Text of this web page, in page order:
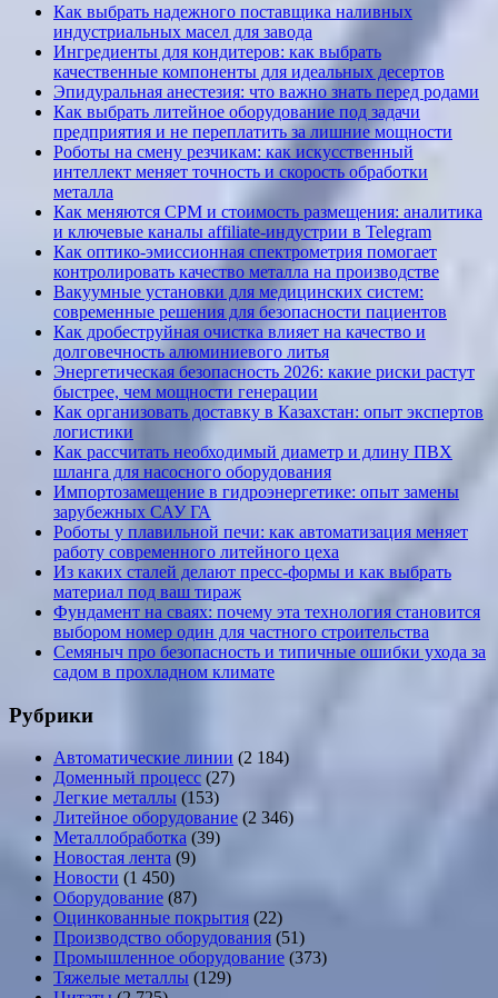
Как выбрать надежного поставщика наливных
индустриальных масел для завода
Ингредиенты для кондитеров: как выбрать
качественные компоненты для идеальных десертов
Эпидуральная анестезия: что важно знать перед родами
Как выбрать литейное оборудование под задачи
предприятия и не переплатить за лишние мощности
Роботы на смену резчикам: как искусственный
интеллект меняет точность и скорость обработки
металла
Как меняются CPM и стоимость размещения: аналитика
и ключевые каналы affiliate-индустрии в Telegram
Как оптико-эмиссионная спектрометрия помогает
контролировать качество металла на производстве
Вакуумные установки для медицинских систем:
современные решения для безопасности пациентов
Как дробеструйная очистка влияет на качество и
долговечность алюминиевого литья
Энергетическая безопасность 2026: какие риски растут
быстрее, чем мощности генерации
Как организовать доставку в Казахстан: опыт экспертов
логистики
Как рассчитать необходимый диаметр и длину ПВХ
шланга для насосного оборудования
Импортозамещение в гидроэнергетике: опыт замены
зарубежных САУ ГА
Роботы у плавильной печи: как автоматизация меняет
работу современного литейного цеха
Из каких сталей делают пресс-формы и как выбрать
материал под ваш тираж
Фундамент на сваях: почему эта технология становится
выбором номер один для частного строительства
Семяныч про безопасность и типичные ошибки ухода за
садом в прохладном климате
Рубрики
Автоматические линии (2 184)
Доменный процесс (27)
Легкие металлы (153)
Литейное оборудование (2 346)
Металлобработка (39)
Новостая лента (9)
Новости (1 450)
Оборудование (87)
Оцинкованные покрытия (22)
Производство оборудования (51)
Промышленное оборудование (373)
Тяжелые металлы (129)